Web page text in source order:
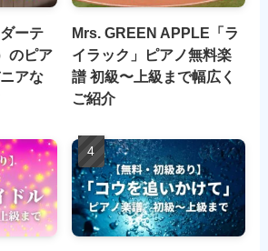
ーテ
のピア
アな
Mrs. GREEN APPLE「ラ
イラック」ピアノ無料楽
譜 初級〜上級まで幅広く
ご紹介